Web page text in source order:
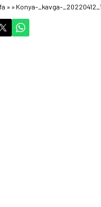
» » Konya-_kavga-